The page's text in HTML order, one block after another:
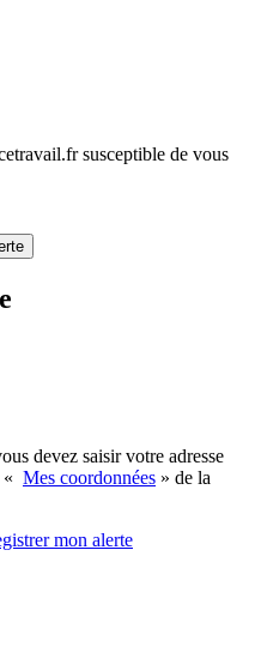
susceptible de vous
devez saisir votre adresse
« Mes coordonnées » de la
mon alerte